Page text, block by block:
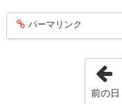
entry213
パーマリンク
前の日